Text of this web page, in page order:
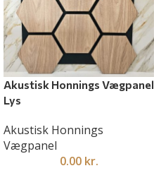
Akustisk Honnings Vægpanel
Lys
Akustisk Honnings
Vægpanel
0.00 kr.